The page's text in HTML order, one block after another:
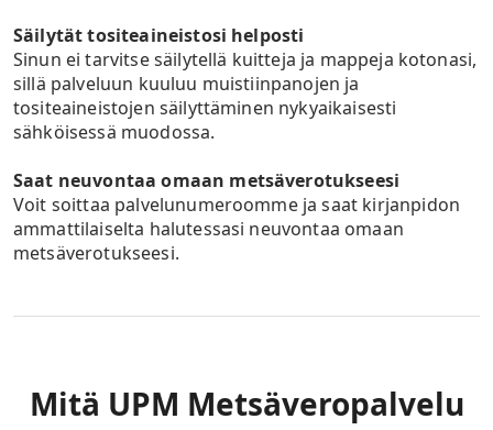
Säilytät tositeaineistosi helposti
Sinun ei tarvitse säilytellä kuitteja ja mappeja kotonasi,
sillä palveluun kuuluu muistiinpanojen ja
tositeaineistojen säilyttäminen nykyaikaisesti
sähköisessä muodossa.
Saat neuvontaa omaan metsäverotukseesi
Voit soittaa palvelunumeroomme ja saat kirjanpidon
ammattilaiselta halutessasi neuvontaa omaan
metsäverotukseesi.
Mitä UPM Metsäveropalvelu